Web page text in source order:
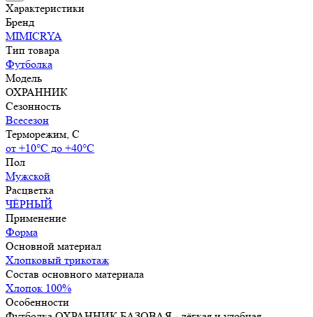
Характеристики
Бренд
MIMICRYA
Тип товара
Футболка
Модель
ОХРАННИК
Сезонность
Всесезон
Терморежим, C
от +10°С до +40°С
Пол
Мужской
Расцветка
ЧЁРНЫЙ
Применение
Форма
Основной материал
Хлопковый трикотаж
Состав основного материала
Хлопок 100%
Особенности